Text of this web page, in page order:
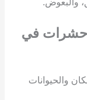
والبعوض.
حشرات في
والحيوانات